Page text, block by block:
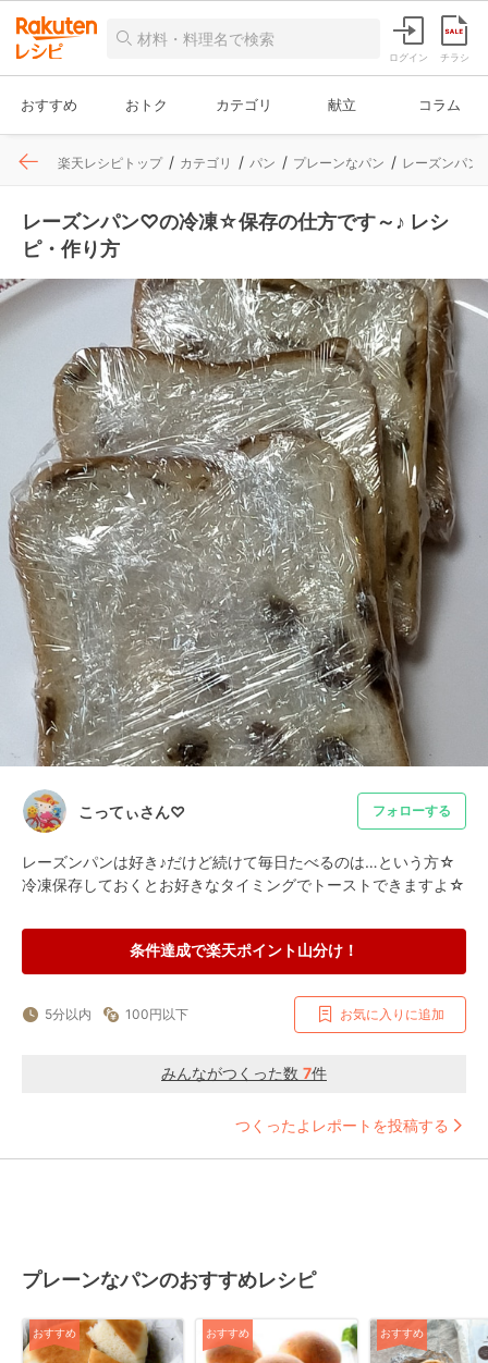
ログイン チラシ
おすすめ おトク カテゴリ 献立 コラム
楽天レシピトップ カテゴリ パン プレーンなパン レーズンパン
レーズンパン♡の冷凍☆保存の仕方です～♪ レシ
ピ・作り方
こってぃさん♡ フォローする
レーズンパンは好き♪だけど続けて毎日たべるのは…という方☆
冷凍保存しておくとお好きなタイミングでトーストできますよ☆
条件達成で楽天ポイント山分け！
5分以内 100円以下 お気に入りに追加
みんながつくった数 7件
つくったよレポートを投稿する
プレーンなパンのおすすめレシピ
おすすめ おすすめ おすすめ